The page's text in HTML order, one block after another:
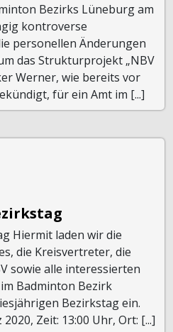
Bezirks Lüneburg am
kontroverse
personellen Änderungen
das Strukturprojekt „NBV
Werner, wie bereits vor
für ein Amt im [...]
Hiermit laden wir die
die Kreisvertreter, die
sowie alle interessierten
Badminton Bezirk
Bezirkstag ein.
Zeit: 13:00 Uhr, Ort: [...]